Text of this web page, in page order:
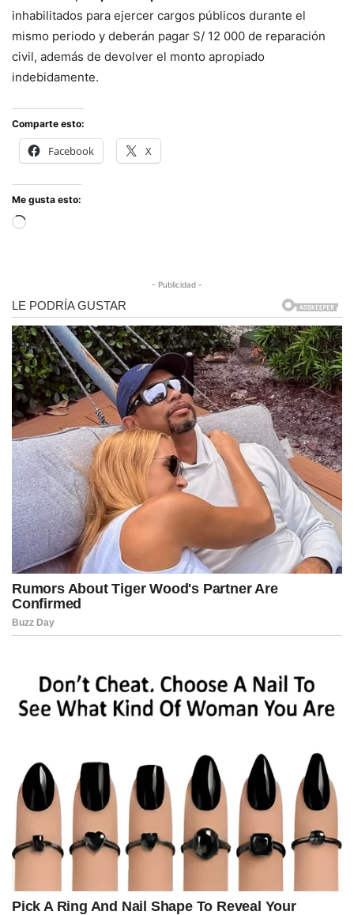
inhabilitados para ejercer cargos públicos durante el
mismo periodo y deberán pagar S/ 12 000 de reparación
civil, además de devolver el monto apropiado
indebidamente.
Comparte esto:
Facebook X
Me gusta esto:
Cargando...
- Publicidad -